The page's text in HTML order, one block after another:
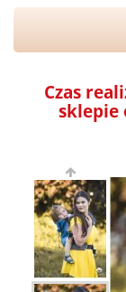
Czas
sklepie
